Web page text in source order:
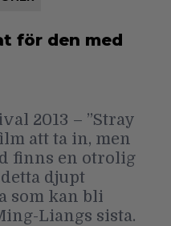
för den med
2013 – ”Stray
att ta in, men
finns en otrolig
djupt
som kan bli
Liangs sista.